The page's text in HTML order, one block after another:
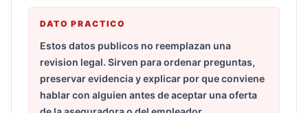
DATO PRACTICO
Estos datos publicos no reemplazan una
revision legal. Sirven para ordenar preguntas,
preservar evidencia y explicar por que conviene
hablar con alguien antes de aceptar una oferta